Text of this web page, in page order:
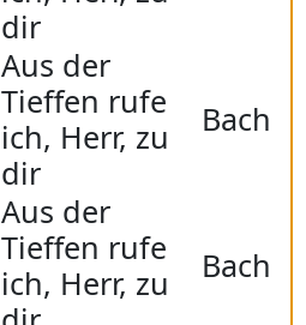
dir
Aus der
Tieffen rufe
ich, Herr, zu
dir
Bach
Aus der
Tieffen rufe
ich, Herr, zu
Bach